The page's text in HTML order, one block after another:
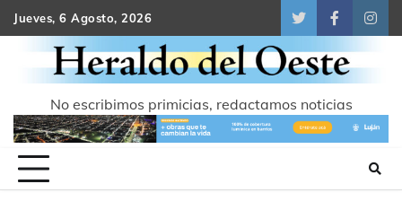
Skip
to
content
Jueves, 6 Agosto, 2026
TwitterFacebook
No escribimos primicias, redactamos noticias